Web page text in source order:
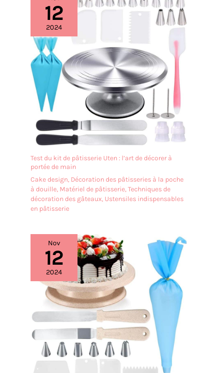
12
2024
Test du kit de pâtisserie Uten : l’art de décorer à
portée de main
Cake design, Décoration des pâtisseries à la poche
à douille, Matériel de pâtisserie,Techniques de
décoration des gâteaux, Ustensiles indispensables
en pâtisserie
Nov
12
2024